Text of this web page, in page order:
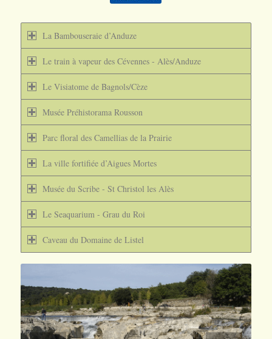
La Bambouseraie d’Anduze
Le train à vapeur des Cévennes - Alès/Anduze
Le Visiatome de Bagnols/Cèze
Musée Préhistorama Rousson
Parc floral des Camellias de la Prairie
La ville fortifiée d’Aigues Mortes
Musée du Scribe - St Christol les Alès
Le Seaquarium - Grau du Roi
Caveau du Domaine de Listel